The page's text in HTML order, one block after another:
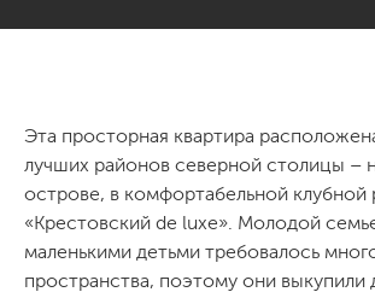
Эта просторная квартира
лучших районов северной столицы –
острове, в комфортабельной клубной
«Крестовский de luxe». Молодой
маленькими детьми требовалось
пространства, поэтому они